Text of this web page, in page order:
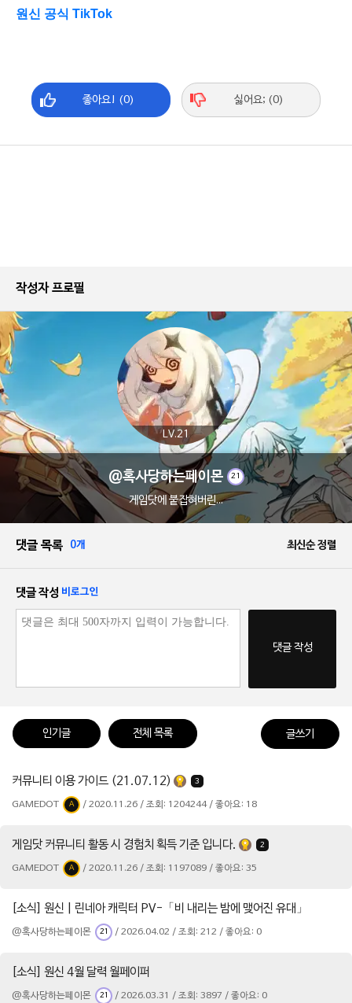
원신 공식 TikTok
좋아요! (0) 싫어요; (0)
작성자 프로필
LV.21
@혹사당하는페이몬 21
게임닷에 붙잡혀버린...
댓글 목록 0개 최신순 정렬
댓글 작성 비로그인
댓글 작성
인기글 전체 목록 글쓰기
커뮤니티 이용 가이드 (21.07.12) 3
GAMEDOT A / 2020.11.26 / 조회: 1204244 / 좋아요: 18
게임닷 커뮤니티 활동 시 경험치 획득 기준 입니다. 2
GAMEDOT A / 2020.11.26 / 조회: 1197089 / 좋아요: 35
[소식] 원신 | 린네아 캐릭터 PV-「비 내리는 밤에 맺어진 유대」
@혹사당하는페이몬 21 / 2026.04.02 / 조회: 212 / 좋아요: 0
[소식] 원신 4월 달력 월페이퍼
@혹사당하는페이몬 21 / 2026.03.31 / 조회: 3897 / 좋아요: 0